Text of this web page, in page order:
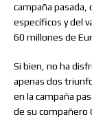
campaña
específicos y del
60 millones de
Si bien, no ha
apenas dos
en la campaña
de su compañero